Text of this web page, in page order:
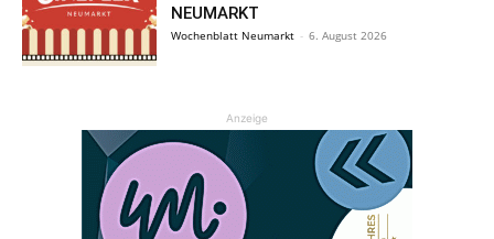
NEUMARKT
Wochenblatt Neumarkt - 6. August 2026
Anzeige